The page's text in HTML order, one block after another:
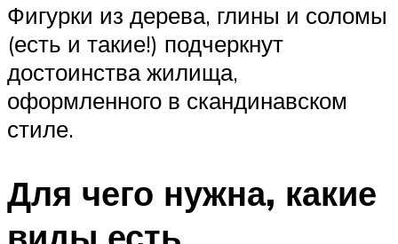
Фигурки из дерева, глины и соломы
(есть и такие!) подчеркнут
достоинства жилища,
оформленного в скандинавском
стиле.
Для чего нужна, какие